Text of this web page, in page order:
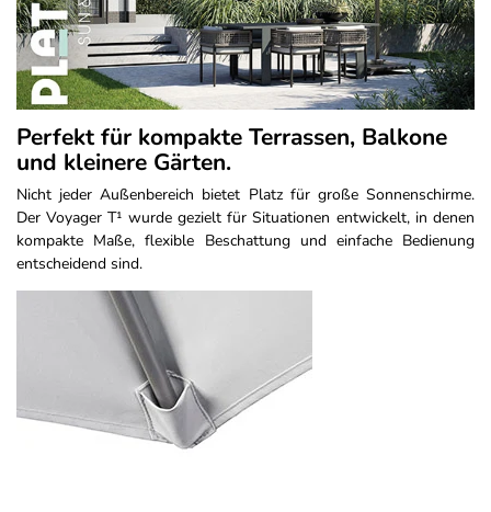
Perfekt für kompakte Terrassen, Balkone
und kleinere Gärten.
Nicht jeder Außenbereich bietet Platz für große Sonnenschirme.
Der Voyager T¹ wurde gezielt für Situationen entwickelt, in denen
kompakte Maße, flexible Beschattung und einfache Bedienung
entscheidend sind.